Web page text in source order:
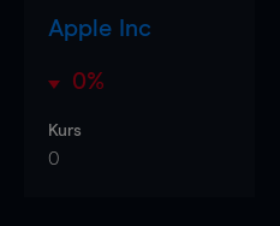
Apple Inc
0%
Kurs
0